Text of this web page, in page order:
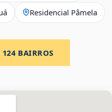
Residencial Pâmela
124BAIRROS